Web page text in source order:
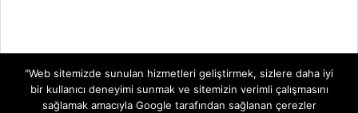
"Web sitemizde sunulan hizmetleri geliştirmek, sizlere daha iyi
bir kullanıcı deneyimi sunmak ve sitemizin verimli çalışmasını
sağlamak amacıyla Google tarafından sağlanan çerezler